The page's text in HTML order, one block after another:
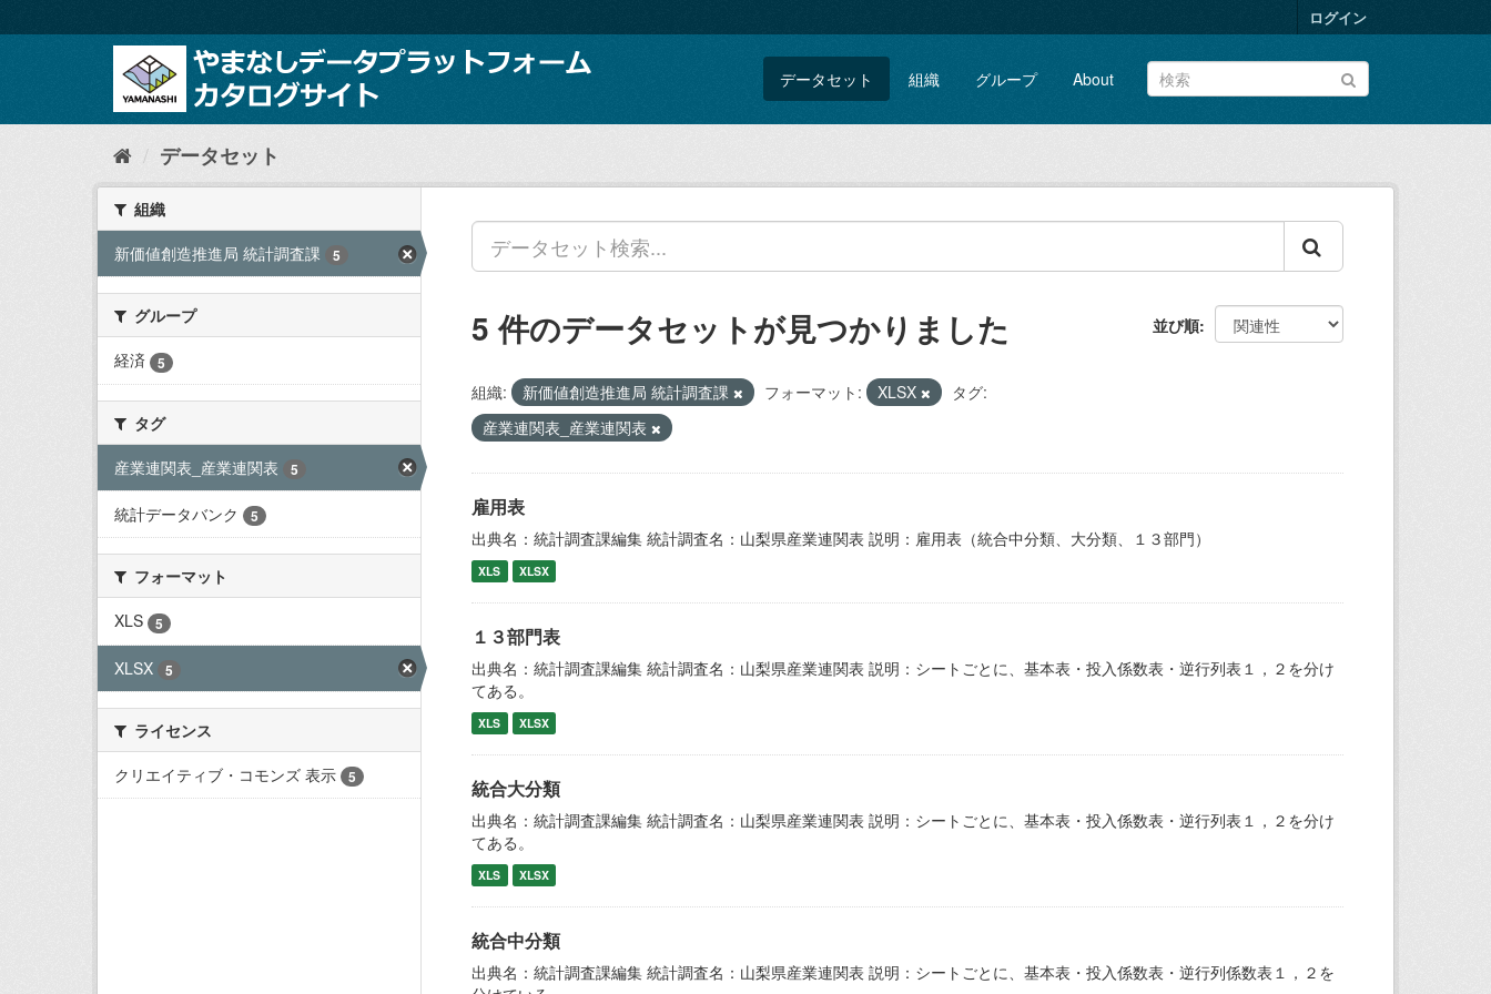
キ
て
ログイン
データセット 組織 グループ About
データセット
組織
新価値創造推進局 統計調査課
5
グループ
経済
5
タグ
産業連関表_産業連関表
5
統計データバンク 5
フォーマット
XLS
5
XLSX 5
ライセンス
クリエイティブ・コモンズ 表示
5
並び順
5 件のデータセットが見つかりました
組織: 新価値創造推進局 統計調査課 フォーマット: XLSX
タグ:
産業連関表_産業連関表
雇用表
出典名：統計調査課編集 統計調査名：山梨県産業連関表 説明：雇用表（統合中分類、大分類、１３部門）
XLS XLSX
１３部門表
出典名：統計調査課編集 統計調査名：山梨県産業連関表 説明：シートごとに、基本表・投入係数表・逆行列表１，２を分け
てある。
XLS XLSX
統合大分類
出典名：統計調査課編集 統計調査名：山梨県産業連関表 説明：シートごとに、基本表・投入係数表・逆行列表１，２を分け
てある。
XLS XLSX
統合中分類
出典名：統計調査課編集 統計調査名：山梨県産業連関表 説明：シートごとに、基本表・投入係数表・逆行列係数表１，２を